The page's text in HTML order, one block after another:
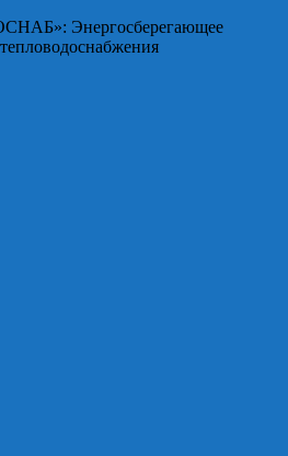
Энергосберегающее